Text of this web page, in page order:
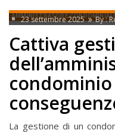
AMMINISTRATORE
23 settembre 2025 By :
Cattiva
La gestione di un